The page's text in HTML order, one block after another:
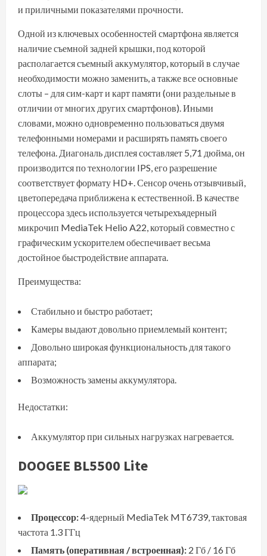
и приличными показателями прочности.
Одной из ключевых особенностей смартфона является
наличие съемной задней крышки, под которой
располагается съемный аккумулятор, который в случае
необходимости можно заменить, а также все основные
слоты – для сим-карт и карт памяти (они раздельные в
отличии от многих других смартфонов). Иными
словами, можно одновременно пользоваться двумя
телефонными номерами и расширять память своего
телефона. Диагональ дисплея составляет 5,71 дюйма, он
производится по технологии IPS, его разрешение
соответствует формату HD+. Сенсор очень отзывчивый,
цветопередача приближена к естественной. В качестве
процессора здесь используется четырехъядерный
микрочип MediaTek Helio A22, который совместно с
графическим ускорителем обеспечивает весьма
достойное быстродействие аппарата.
Преимущества:
Стабильно и быстро работает;
Камеры выдают довольно приемлемый контент;
Довольно широкая функциональность для такого
аппарата;
Возможность замены аккумулятора.
Недостатки:
Аккумулятор при сильных нагрузках нагревается.
DOOGEE BL5500 Lite
Процессор:4-ядерный MediaTek MT6739, тактовая
частота 1.3 ГГц
Память (оперативная / встроенная): 2 Гб / 16 Гб